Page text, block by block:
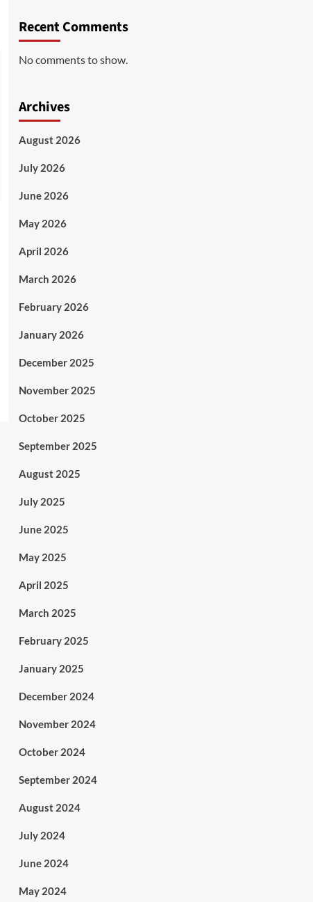
Recent Comments
No comments to show.
Archives
August 2026
July 2026
June 2026
May 2026
April 2026
March 2026
February 2026
January 2026
December 2025
November 2025
October 2025
September 2025
August 2025
July 2025
June 2025
May 2025
April 2025
March 2025
February 2025
January 2025
December 2024
November 2024
October 2024
September 2024
August 2024
July 2024
June 2024
May 2024